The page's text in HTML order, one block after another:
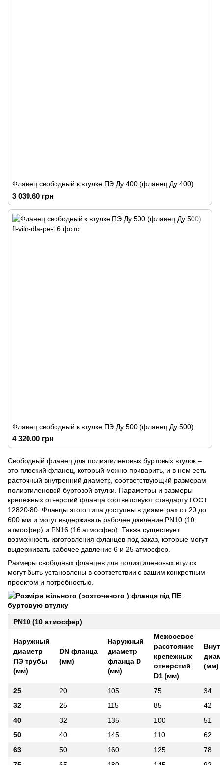
Фланец свободный к втулке ПЭ Ду 400 (фланец Ду 400)
3 039.60 грн
Фланец свободный к втулке ПЭ Ду 500 (фланец Ду 500)
4 320.00 грн
Свободный фланец для полиэтиленовых буртовых втулок –
это плоский фланец, который можно приварить, и в нем есть
расточный внутренний диаметр, соответствующий размерам
полиэтиленовой буртовой втулки. Параметры и размеры
крепежных отверстий фланца соответствуют стандарту ГОСТ
12820-80. Фланцы этого типа доступны в диаметрах от 20 до
600 мм и могут выдерживать рабочее давление PN10 (10
атмосфер) и PN16 (16 атмосфер). Также существует
возможность изготовления фланцев под заказ, которые могут
выдерживать рабочее давление 6 и 25 атмосфер.
Размеры свободных фланцев для полиэтиленовых втулок
могут быть установлены в соответствии с вашим конкретным
проектом и потребностью.
PN10 (10 атмосфер)
Наружный
диаметр
ПЭ трубы
(мм)
DN фланца
(мм)
Наружный
диаметр
фланца D
(мм)
Межосевое
расстояние
крепежных
отверстий
D1 (мм)
(мм)
25 20 105 75
34
32
25 115 85
42
40
32 135 100
51
50
40 145 110
62
63
50 160 125
78